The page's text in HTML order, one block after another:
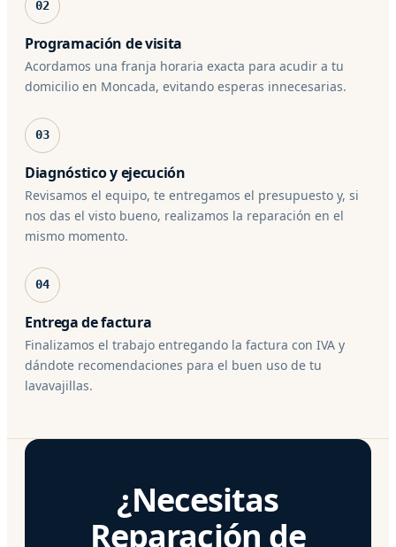
02
Programación de visita
Acordamos una franja horaria exacta para acudir a tu
domicilio en Moncada, evitando esperas innecesarias.
03
Diagnóstico y ejecución
Revisamos el equipo, te entregamos el presupuesto y, si
nos das el visto bueno, realizamos la reparación en el
mismo momento.
04
Entrega de factura
Finalizamos el trabajo entregando la factura con IVA y
dándote recomendaciones para el buen uso de tu
lavavajillas.
¿Necesitas
Reparación de